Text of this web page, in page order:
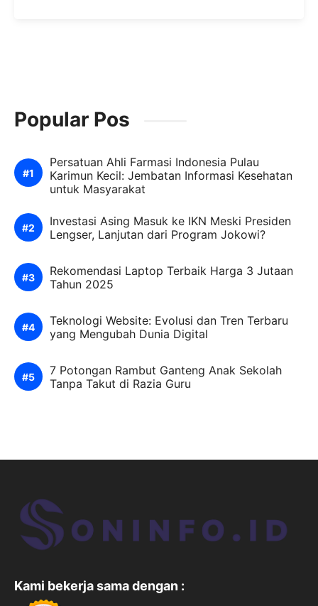
Popular Pos
Persatuan Ahli Farmasi Indonesia Pulau
Karimun Kecil: Jembatan Informasi Kesehatan
untuk Masyarakat
Investasi Asing Masuk ke IKN Meski Presiden
Lengser, Lanjutan dari Program Jokowi?
Rekomendasi Laptop Terbaik Harga 3 Jutaan
Tahun 2025
Teknologi Website: Evolusi dan Tren Terbaru
yang Mengubah Dunia Digital
7 Potongan Rambut Ganteng Anak Sekolah
Tanpa Takut di Razia Guru
Kami bekerja sama dengan :